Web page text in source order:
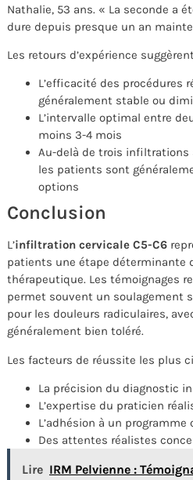
Nathalie, 53 ans. « La seconde a
dure depuis presque un an
Les retours d’expérience
L’efficacité des procédures
généralement stable ou
L’intervalle optimal entre
moins 3-4 mois
Au-delà de trois infiltrations
les patients sont
options
Conclusion
L’infiltration cervicale C5-C6
patients une étape déterminante
thérapeutique. Les témoignages
permet souvent un soulagement
pour les douleurs radiculaires,
généralement bien toléré.
Les facteurs de réussite les plus
La précision du diagnostic
L’expertise du praticien
L’adhésion à un
Des attentes réalistes
Lire IRM Pelvienne :